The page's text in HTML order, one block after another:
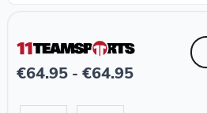
€64.95 - €64.95